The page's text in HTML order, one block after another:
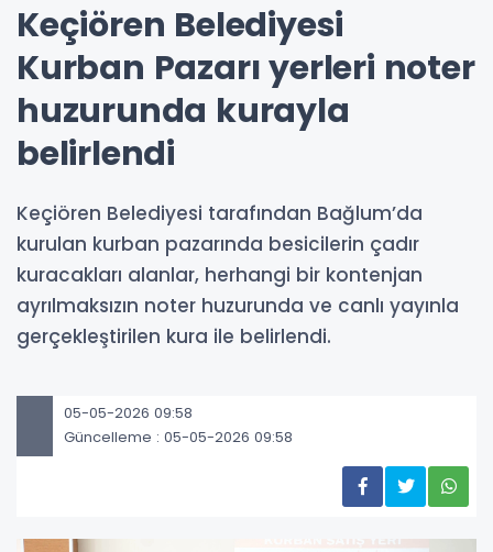
Keçiören Belediyesi
Kurban Pazarı yerleri noter
huzurunda kurayla
belirlendi
Keçiören Belediyesi tarafından Bağlum’da
kurulan kurban pazarında besicilerin çadır
kuracakları alanlar, herhangi bir kontenjan
ayrılmaksızın noter huzurunda ve canlı yayınla
gerçekleştirilen kura ile belirlendi.
05-05-2026 09:58
Güncelleme : 05-05-2026 09:58